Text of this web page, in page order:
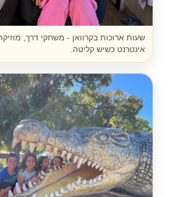
שעות ארוכות בקרוואן - משחקי דרך,
אינטרנט כשיש קליטה.